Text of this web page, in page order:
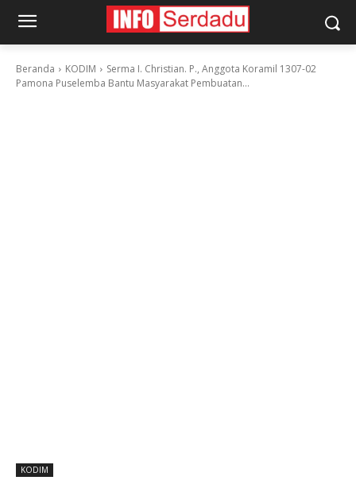
Beranda KODIM
Serma I. Christian. P., Anggota Koramil 1307-02
Pamona Puselemba Bantu Masyarakat Pembuatan...
KODIM